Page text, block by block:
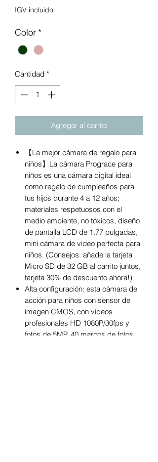
IGV incluido
Color *
Cantidad *
Agregar al carrito
【La mejor cámara de regalo para
niños】La cámara Prograce para
niños es una cámara digital ideal
como regalo de cumpleaños para
tus hijos durante 4 a 12 años;
materiales respetuosos con el
medio ambiente, no tóxicos, diseño
de pantalla LCD de 1.77 pulgadas,
mini cámara de video perfecta para
niños. (Consejos: añade la tarjeta
Micro SD de 32 GB al carrito juntos,
tarjeta 30% de descuento ahora!)
Alta configuración: esta cámara de
acción para niños con sensor de
imagen CMOS, con videos
profesionales HD 1080P/30fps y
fotos de 5MP, 40 marcos de fotos